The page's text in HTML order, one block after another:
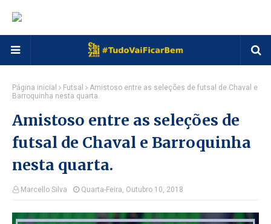
Página inicial Futsal
Amistoso entre as seleções de futsal de Chaval e
Barroquinha nesta quarta.
Amistoso entre as seleções de
futsal de Chaval e Barroquinha
nesta quarta.
Marcello Silva Quarta-Feira, Outubro 10, 2018